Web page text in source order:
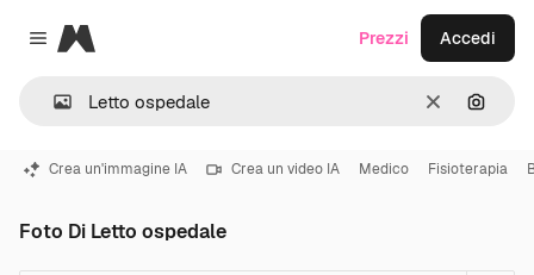
Close menu
Magnific
CancellaCerca
Prezzi Accedi
Crea un'immagine IA Crea un video IA Medico Fisioterapia
Foto Di Letto ospedale